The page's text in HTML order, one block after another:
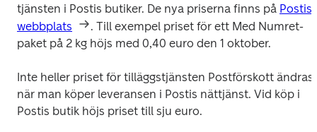
tjänsten i Postis butiker. De nya priserna finns på Postis
webbplats
. Till exempel priset för ett Med Numret-
paket på 2 kg höjs med 0,40 euro den 1 oktober.
Inte heller priset för tilläggstjänsten Postförskott ändras,
när man köper leveransen i Postis nättjänst. Vid köp i
Postis butik höjs priset till sju euro.